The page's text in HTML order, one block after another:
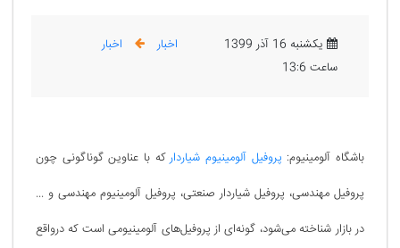
یکشنبه 16 آذر 1399
ساعت 13:6
اخبار اخبار
باشگاه آلومینیوم:پروفیل آلومینیوم شیاردارکه با عناوین گوناگونی چون
پروفیل مهندسی، پروفیل شیاردار صنعتی، پروفیل آلومینیوم مهندسی و ...
در بازار شناخته می‌شود، گونه‌ای از پروفیل‌های آلومینیومی است که درواقع